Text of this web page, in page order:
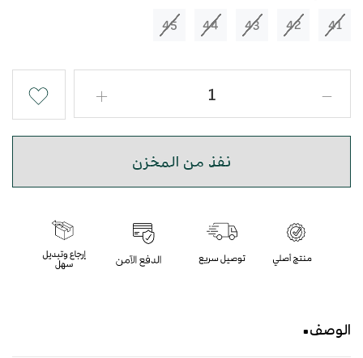
41
42
43
44
45
نفذ من المخزن
الوصف